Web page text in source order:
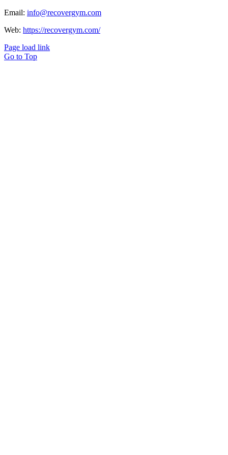
Email: info@recovergym.com
Web: https://recovergym.com/
Page load link
Go to Top